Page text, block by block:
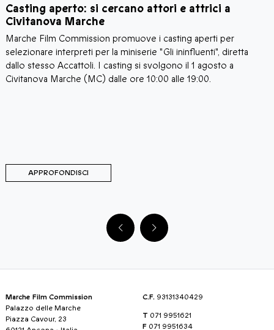
Casting aperto: si cercano attori e attrici a
Civitanova Marche
Marche Film Commission promuove i casting aperti per
selezionare interpreti per la miniserie "Gli ininfluenti", diretta
dallo stesso Accattoli. I casting si svolgono il 1 agosto a
Civitanova Marche (MC) dalle ore 10:00 alle 19:00.
APPROFONDISCI
Marche Film Commission
Palazzo delle Marche
Piazza Cavour, 23
C.F. 93131340429
T 071 9951621
F 071 9951634